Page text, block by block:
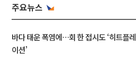
주요뉴스
바다 태운 폭염에…회 한 접시도 ‘히트플레
이션’